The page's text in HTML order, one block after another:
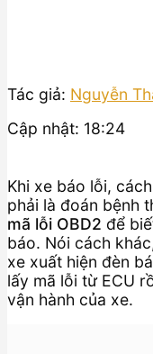
Tác giả: Nguyễn
Cập nhật: 18:24
Khi xe báo lỗi,
phải là đoán bệnh
mã lỗi OBD2 để
báo. Nói cách
xe xuất hiện đèn
lấy mã lỗi từ ECU
vận hành của xe.